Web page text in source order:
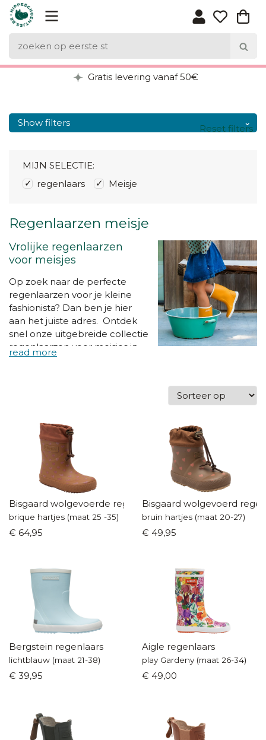
Gratis levering vanaf 50€
Show filters
Regenlaarzen meisje
Vrolijke regenlaarzen
voor meisjes
Op zoek naar de perfecte
regenlaarzen voor je kleine
fashionista? Dan ben je hier
aan het juiste adres. Ontdek
snel onze uitgebreide collectie
regenlaarzen voor meisjes in
alle kleuren van de
dagen onbezorgd buiten
spelen.
MIJN SELECTIE:
regenlaars
Meisje
Reset filters
Bisgaard wolgevoerde regenlaars
brique hartjes (maat 25 -35)
€ 64,95
Bisgaard wolgevoerd
bruin hartjes (maat 20-27)
€ 49,95
Bergstein regenlaars
lichtblauw (maat 21-38)
€ 39,95
Aigle regenlaars
play Gardeny (maat 26-34)
€ 49,00